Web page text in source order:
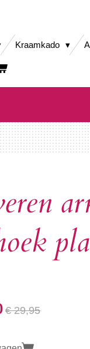
Kraamkado
€ 29,95